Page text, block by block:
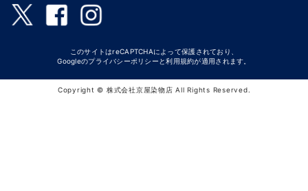
このサイトはreCAPTCHAによって保護されており、
Googleのプライバシーポリシー と利用規約が適用されます。
Copyright © 株式会社京屋染物店 All Rights Reserved.